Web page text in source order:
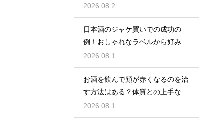
なす味
2026.08.2
日本酒のジャケ買いでの成功の
例！おしゃれなラベルから好みの
味を探す
2026.08.1
お酒を飲んで顔が赤くなるのを治
す方法はある？体質との上手な付
き合い方
2026.08.1